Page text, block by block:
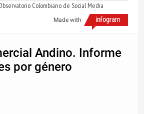
Colombiano de Social Media
Made with
Andino. Informe
por género